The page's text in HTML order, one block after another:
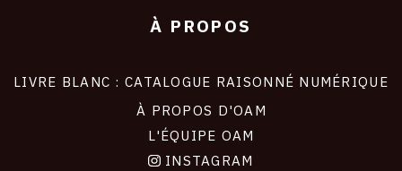
À PROPOS
LIVRE BLANC : CATALOGUE RAISONNÉ NUMÉRIQUE
À PROPOS D'OAM
L'ÉQUIPE OAM
INSTAGRAM